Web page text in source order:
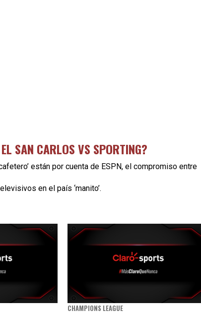
SAN CARLOS VS SPORTING?
están por cuenta de ESPN, el compromiso entre
en el país ‘manito’.
CHAMPIONS LEAGUE